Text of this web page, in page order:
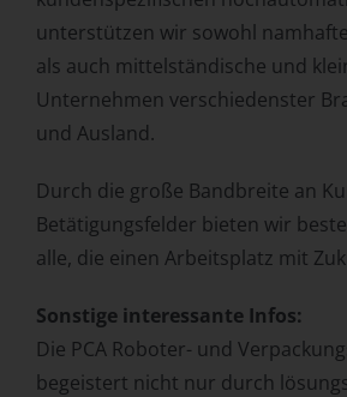
unterstützen wir sowohl
als auch mittelständische und
Unternehmen verschiedenster
und Ausland.
Durch die große Bandbreite an
Betätigungsfelder bieten wir
alle, die einen Arbeitsplatz mit
Sonstige interessante Infos:
Die PCA Roboter- und
begeistert nicht nur durch